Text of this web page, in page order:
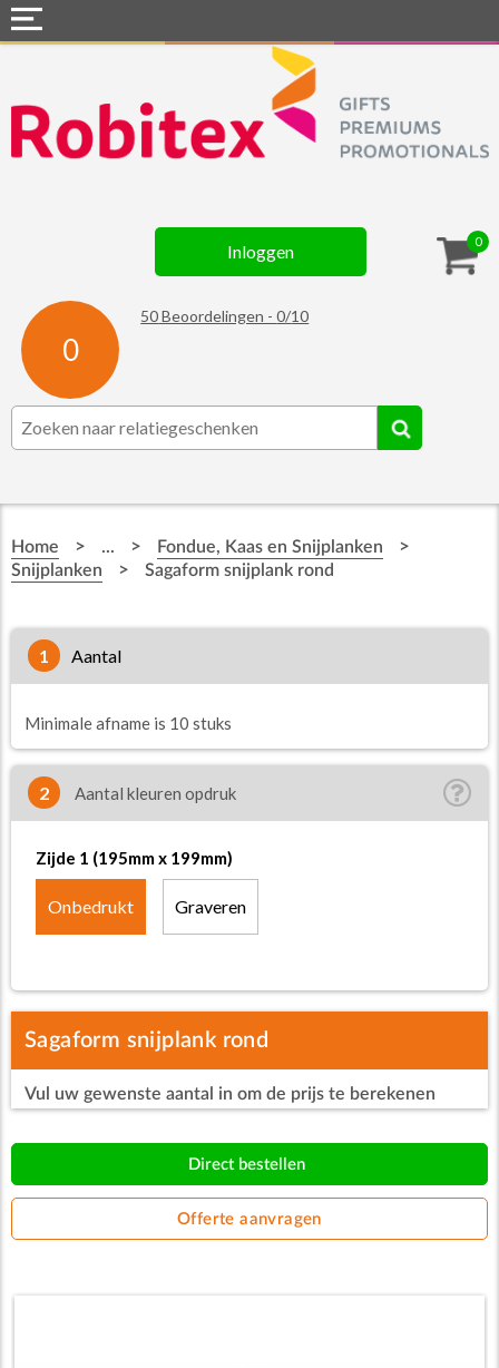
0
Inloggen
0
50Beoordelingen -0/10
Webshops
Snel naar »
Assortiment
Contact
☆ Prijsknallers ☆
Home > ... > Fondue, Kaas en Snijplanken >
Snijplanken > Sagaform snijplank rond
1 aantal
Minimale afname is 10 stuks
2 Aantal kleuren opdruk
Zijde 1 (195mm x 199mm)
Onbedrukt Graveren
Sagaform snijplank rond
Vul uw gewenste aantal in om de prijs te berekenen
Direct bestellen
Offerte aanvragen